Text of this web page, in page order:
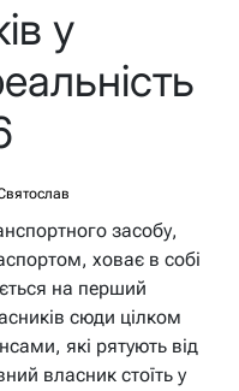
у
засобу,
ховає в собі
на перший
сюди цілком
які рятують від
власник стоїть у